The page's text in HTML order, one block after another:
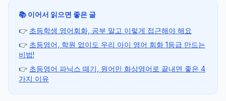
📚 이어서 읽으면 좋은 글
👉 초등학생 영어회화, 공부 말고 이렇게 접근해야 해요
👉 초등영어, 학원 없이도 우리 아이 영어 회화 1등급 만드는
비법!
👉 초등영어 파닉스 떼기, 원어민 화상영어로 끝내면 좋은 4
가지 이유